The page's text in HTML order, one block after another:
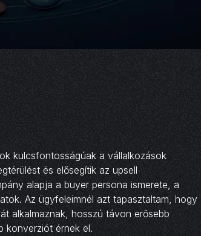
kulcsfontosságúak a vállalkozások
és elősegítik az upsell
alapja a buyer persona ismerete, a
Az ügyfeleimnél azt tapasztaltam, hogy
alkalmaznak, hosszú távon erősebb
konverziót érnek el.